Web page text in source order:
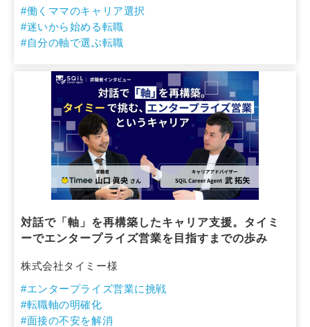
#働くママのキャリア選択
#迷いから始める転職
#自分の軸で選ぶ転職
対話で「軸」を再構築したキャリア支援。タイミ
ーでエンタープライズ営業を目指すまでの歩み
株式会社タイミー様
#エンタープライズ営業に挑戦
#転職軸の明確化
#面接の不安を解消